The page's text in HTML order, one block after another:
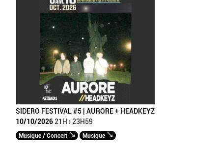
SIDERO FESTIVAL #5 | AURORE + HEADKEYZ
10/10/2026 21H › 23H59
Musique / Concert Musique